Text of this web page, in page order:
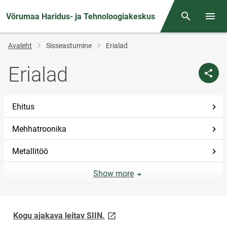
Võrumaa Haridus- ja Tehnoloogiakeskus Otsing
Jälglink
Avaleht Sisseastumine Erialad
Erialad
Ehitus
Mehhatroonika
Metallitöö
Show more
Kogu ajakava leitav SIIN. link opens on new page